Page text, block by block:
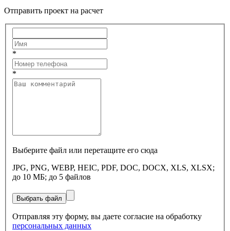
Отправить проект на расчет
*
*
Выберите файл или перетащите его сюда
JPG, PNG, WEBP, HEIC, PDF, DOC, DOCX, XLS, XLSX;
до 10 МБ; до 5 файлов
Выбрать файл
Отправляя эту форму, вы даете согласие на обработку
персональных данных